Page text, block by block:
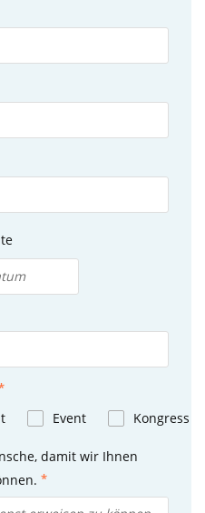
Event Kongress
damit wir Ihnen